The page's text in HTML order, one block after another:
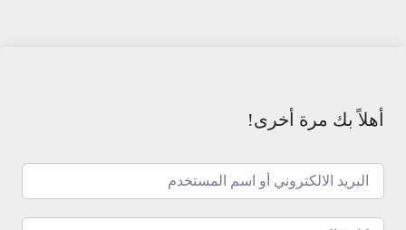
أهلاً بك مرة أخرى!